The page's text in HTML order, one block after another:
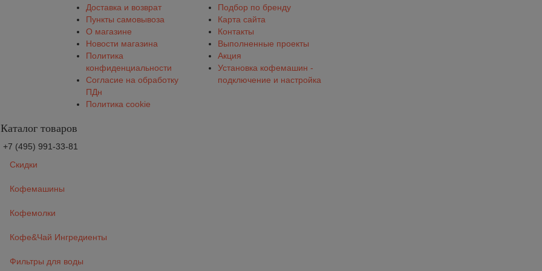
Доставка и возврат
Пункты самовывоза
О магазине
Новости магазина
Политика
конфиденциальности
Согласие на обработку
ПДн
Политика cookie
Подбор по бренду
Карта сайта
Контакты
Выполненные проекты
Акция
Установка кофемашин -
подключение и настройка
Каталог товаров
+7 (495) 991-33-81
Скидки
Кофемашины
Кофемолки
Кофе&Чай Ингредиенты
Фильтры для воды